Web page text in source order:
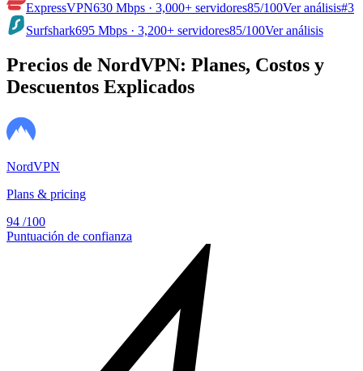
ExpressVPN630 Mbps · 3,000+ servidores85/100Ver análisis#3
Surfshark695 Mbps · 3,200+ servidores85/100Ver análisis
Precios de NordVPN: Planes, Costos y
Descuentos Explicados
NordVPN
Plans & pricing
94 /100
Puntuación de confianza